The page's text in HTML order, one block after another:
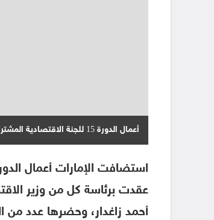
أعمال الدورة 15 للجنة الاقتصادية المشتركة بين الدولة والجزائر
عقدت برئاسة كل من وزير
أحمد زاغدار، وحضرها عدد من